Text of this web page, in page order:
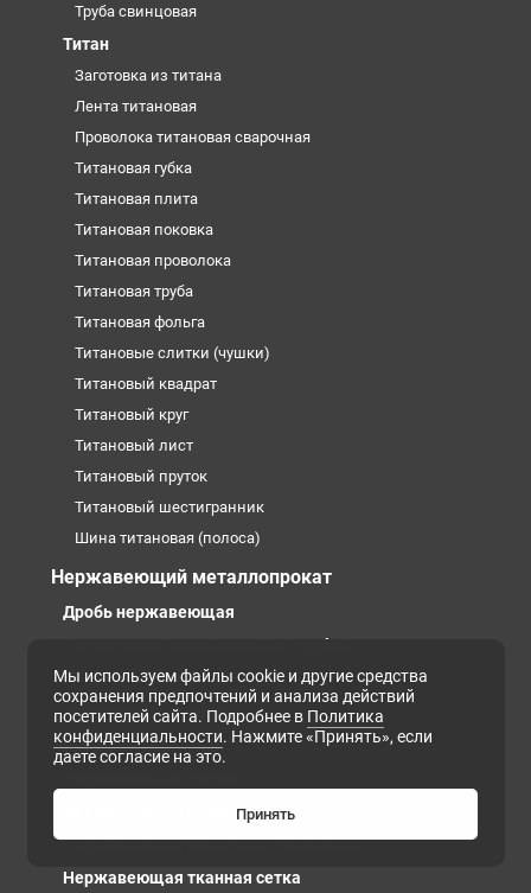
Труба свинцовая
Титан
Заготовка из титана
Лента титановая
Проволока титановая сварочная
Титановая губка
Титановая плита
Титановая поковка
Титановая проволока
Титановая труба
Титановая фольга
Титановые слитки (чушки)
Титановый квадрат
Титановый круг
Титановый лист
Титановый пруток
Титановый шестигранник
Шина титановая (полоса)
Нержавеющий металлопрокат
Дробь нержавеющая
Капиллярная нержавеющая трубка
Нержавеющая лента
Нержавеющая плита
Нержавеющая поковка
Нержавеющая проволока
Нержавеющая сварочная проволока
Нержавеющая тканная сетка
Мы используем файлы cookie и другие средства
сохранения предпочтений и анализа действий
посетителей сайта. Подробнее в Политика
конфиденциальности. Нажмите «Принять», если
даете согласие на это.
Принять